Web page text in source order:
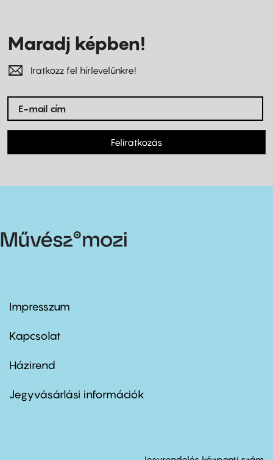
Maradj képben!
Iratkozz fel hírlevelünkre!
Feliratkozás
Footer
first
Impresszum
Kapcsolat
Footer
second
Házirend
Jegyvásárlási információk